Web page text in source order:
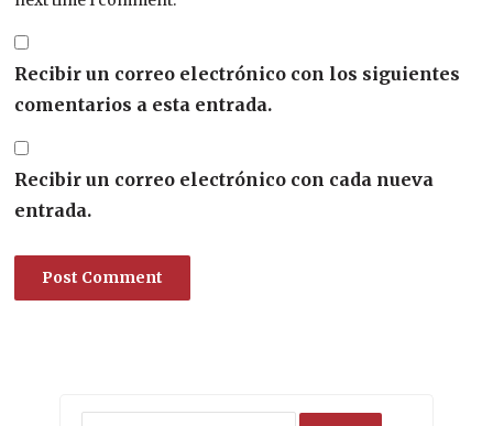
Recibir un correo electrónico con los siguientes
comentarios a esta entrada.
Recibir un correo electrónico con cada nueva
entrada.